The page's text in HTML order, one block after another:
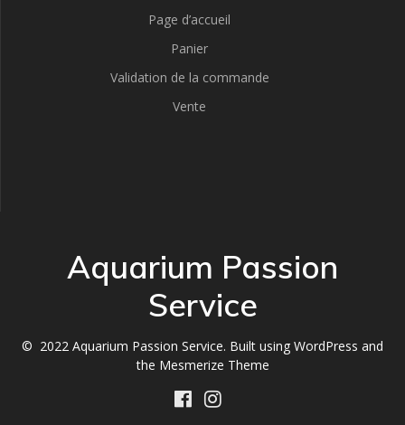
Page d’accueil
Panier
Validation de la commande
Vente
Aquarium Passion
Service
© 2022 Aquarium Passion Service. Built using WordPress and
the Mesmerize Theme